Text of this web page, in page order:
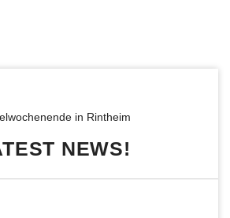
in Rintheim
NEWS!